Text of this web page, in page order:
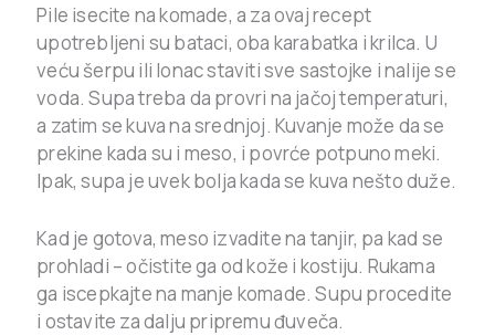
Pile isecite na komade, a za ovaj recept
upotrebljeni su bataci, oba karabatka i krilca. U
veću šerpu ili lonac staviti sve sastojke i nalije se
voda. Supa treba da provri na jačoj temperaturi,
a zatim se kuva na srednjoj. Kuvanje može da se
prekine kada su i meso, i povrće potpuno meki.
Ipak, supa je uvek bolja kada se kuva nešto duže.
Kad je gotova, meso izvadite na tanjir, pa kad se
prohladi – očistite ga od kože i kostiju. Rukama
ga iscepkajte na manje komade. Supu procedite
i ostavite za dalju pripremu đuveča.